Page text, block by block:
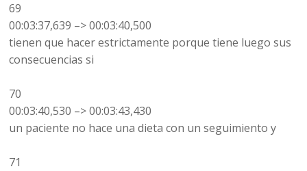
69
00:03:37,639 –> 00:03:40,500
tienen que hacer estrictamente porque tiene luego sus
consecuencias si
70
00:03:40,530 –> 00:03:43,430
un paciente no hace una dieta con un seguimiento y
71